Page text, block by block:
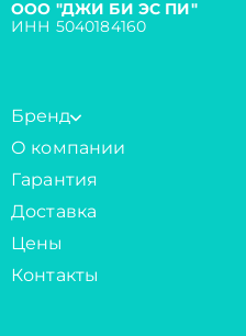
ООО "ДЖИ БИ ЭС ПИ"
ИНН 5040184160
Бренд
О компании
Гарантия
Доставка
Цены
Контакты